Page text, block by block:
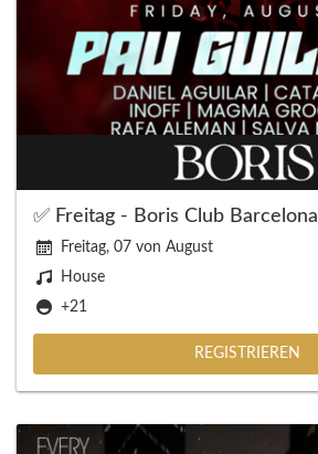
✅ Freitag - Boris Club Barcelona
Freitag, 07 von August
House
+21
REGISTRIEREN